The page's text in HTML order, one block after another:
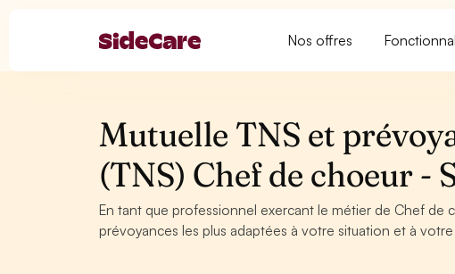
Nos offres
Mutuelle TNS et
(TNS) Chef de choeur -
En tant que professionnel exercant le métier de Chef de
prévoyances les plus adaptées à votre situation et à